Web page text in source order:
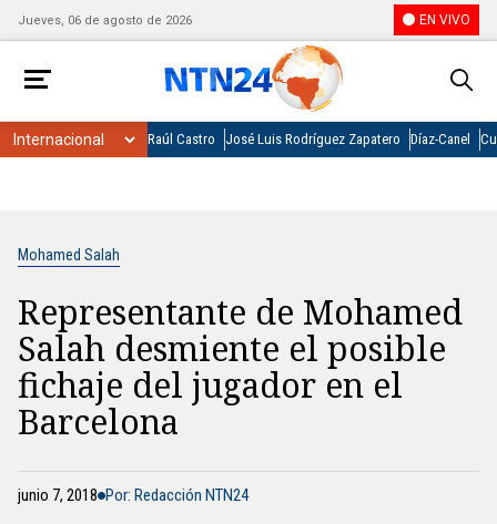
Jueves, 06 de agosto de 2026 EN VIVO
Raúl Castro José Luis Rodríguez Zapatero Díaz-Canel
Mohamed Salah
Representante de Mohamed
Salah desmiente el posible
fichaje del jugador en el
Barcelona
junio 7, 2018 Por: Redacción NTN24